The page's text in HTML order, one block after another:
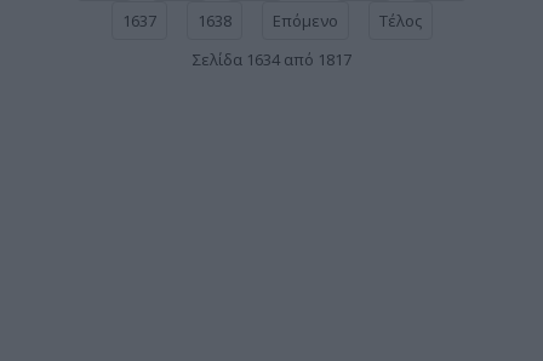
1637
1638 Επόμενο
Τέλος
Σελίδα 1634 από 1817